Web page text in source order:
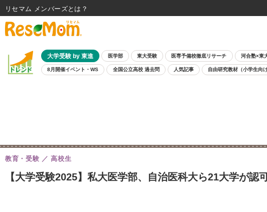
大学受験 by 東進 医学部 東大受験 医専予備校徹底リサーチ 河合塾×東
8月開催イベント・WS 全国公立高校 過去問 人気記事 自由研究教材（小学生向け
【大学受験2025】私大医学部、自治医科大ら21大学が
教育・受験 高校生
リセマム メンバーズ